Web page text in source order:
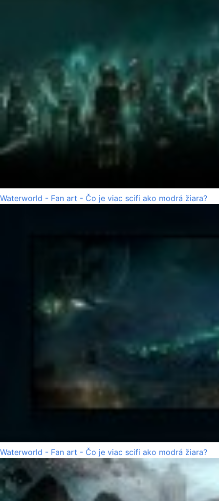
Waterworld - Fan art - Čo je viac scifi ako modrá žiara?
Waterworld - Fan art - Čo je viac scifi ako modrá žiara?